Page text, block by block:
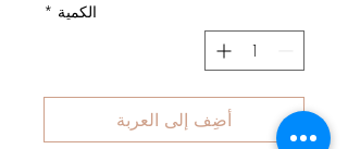
الكمية *
أضِف إلى العربة